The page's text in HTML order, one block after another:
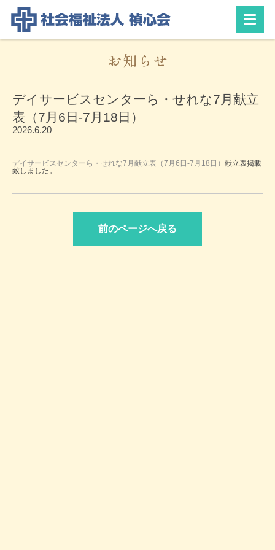
お知らせ
デイサービスセンターら・せれな7月献立
表（7月6日-7月18日）
2026.6.20
デイサービスセンターら・せれな7月献立表（7月6日-7月18日） 献立表掲載
致しました。
前のページへ戻る